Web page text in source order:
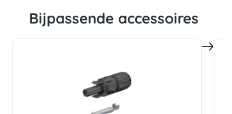
Bijpassende accessoires